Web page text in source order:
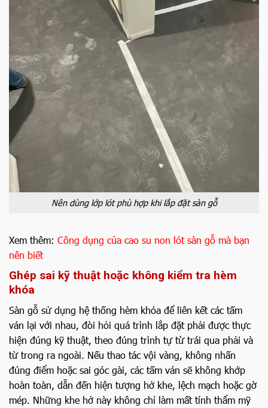
Nên dùng lớp lót phù hợp khi lắp đặt sàn gỗ
Xem thêm: Công dụng của cao su non lót sàn gỗ mà bạn
nên biết
Ghép sai kỹ thuật hoặc không kiểm tra hèm
khóa
Sàn gỗ sử dụng hệ thống hèm khóa để liên kết các tấm
ván lại với nhau, đòi hỏi quá trình lắp đặt phải được thực
hiện đúng kỹ thuật, theo đúng trình tự từ trái qua phải và
từ trong ra ngoài. Nếu thao tác vội vàng, không nhấn
đúng điểm hoặc sai góc gài, các tấm ván sẽ không khớp
hoàn toàn, dẫn đến hiện tượng hở khe, lệch mạch hoặc gờ
mép. Những khe hở này không chỉ làm mất tính thẩm mỹ